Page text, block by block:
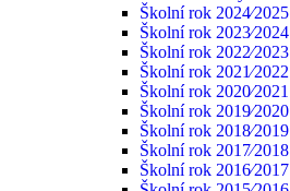
Školní rok 2024⁄2025
Školní rok 2023⁄2024
Školní rok 2022⁄2023
Školní rok 2021⁄2022
Školní rok 2020⁄2021
Školní rok 2019⁄2020
Školní rok 2018⁄2019
Školní rok 2017⁄2018
Školní rok 2016⁄2017